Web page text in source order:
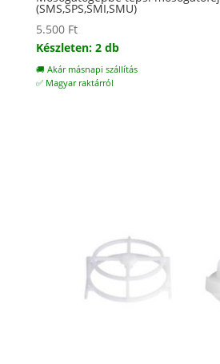
(SMS,SPS,SMI,SMU)
5.500 Ft
Készleten: 2 db
🚚 Akár másnapi szállítás
✅ Magyar raktárról